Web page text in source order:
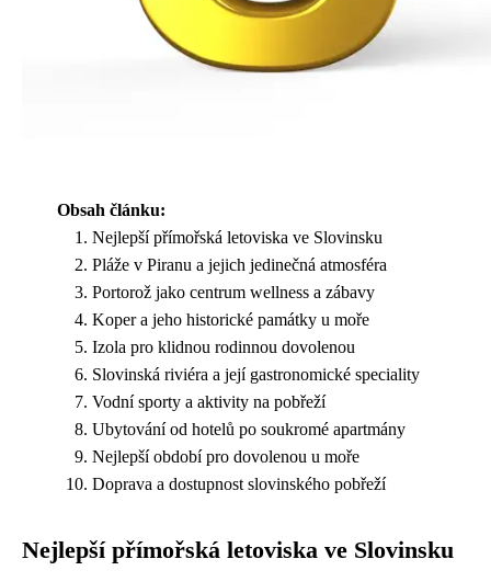
Obsah článku:
Nejlepší přímořská letoviska ve Slovinsku
Pláže v Piranu a jejich jedinečná atmosféra
Portorož jako centrum wellness a zábavy
Koper a jeho historické památky u moře
Izola pro klidnou rodinnou dovolenou
Slovinská riviéra a její gastronomické speciality
Vodní sporty a aktivity na pobřeží
Ubytování od hotelů po soukromé apartmány
Nejlepší období pro dovolenou u moře
Doprava a dostupnost slovinského pobřeží
Nejlepší přímořská letoviska ve Slovinsku